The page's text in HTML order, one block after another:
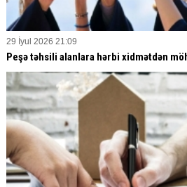
29 İyul 2026 21:09
Peşə təhsili alanlara hərbi xidmətdən